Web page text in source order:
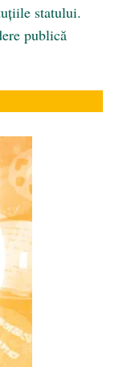
statului.
publică